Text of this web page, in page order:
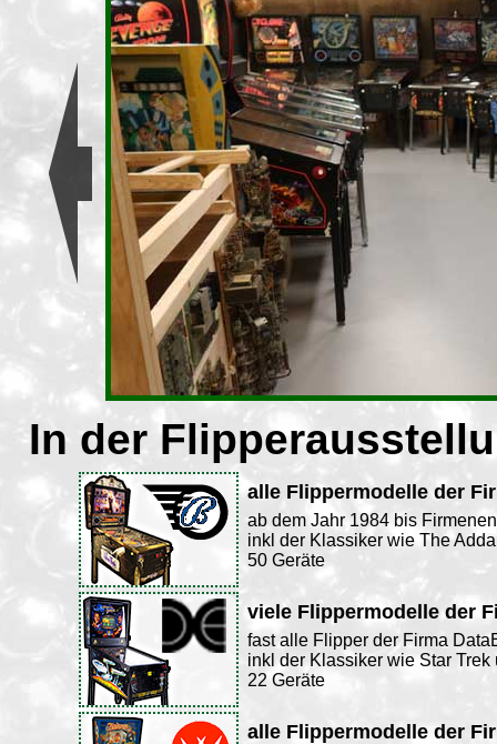
In der
alle Flippermodelle der
ab dem Jahr 1984 bis
inkl der Klassiker wie The
50 Geräte
viele Flippermodelle der
fast alle Flipper der Firma
inkl der Klassiker wie Star Trek
22 Geräte
alle Flippermodelle der